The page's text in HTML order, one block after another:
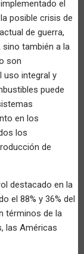
el
posible crisis de
de guerra,
también a la
son
uso integral y
puede
en los
los
de
destacado en la
el 88% y 36% del
términos de la
las Américas